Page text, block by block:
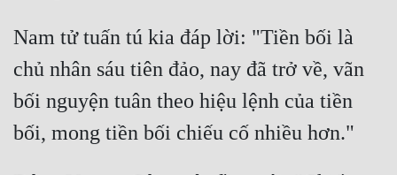
Ngôn Tình
Ngược
Nữ Cường
Nữ Phụ
Nam tử tuấn tú kia đáp lời: "Tiền bối là
chủ nhân sáu tiên đảo, nay đã trở về, vãn
bối nguyện tuân theo hiệu lệnh của tiền